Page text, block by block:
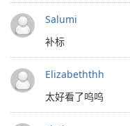
Salumi
补标
Elizabeththh
太好看了呜呜